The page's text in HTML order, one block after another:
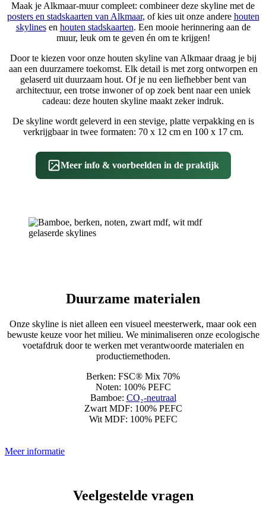
Maak je Alkmaar-muur compleet: combineer deze skyline met de
posters en stadskaarten van Alkmaar, of kies uit onze andere houten
skylinesen houten stadskaarten. Een mooie herinnering aan de
muur, leuk om te geven én om te krijgen!
Door te kiezen voor onze houten skyline van Alkmaar draag je bij
aan een duurzamere toekomst. Elk detail is met zorg ontworpen en
gelaserd uit duurzaam hout. Of je nu een liefhebber bent van
architectuur, een trotse inwoner of op zoek bent naar een uniek
cadeau: deze houten skyline maakt zeker indruk.
De skyline wordt geleverd in een stevige, platte verpakking en is
verkrijgbaar in twee formaten: 70 x 12 cm en 100 x 17 cm.
Meer info & voorbeelden in de praktijk
Duurzame materialen
Onze skyline is niet alleen een visueel meesterwerk, maar ook een
bewuste keuze voor het milieu. We minimaliseren onze ecologische
voetafdruk door te werken met verantwoorde materialen en
productiemethoden.
Berken: FSC® Mix 70%
Noten: 100% PEFC
Bamboe: CO₂-neutraal
Zwart MDF: 100% PEFC
Wit MDF: 100% PEFC
Meer informatie
Veelgestelde vragen